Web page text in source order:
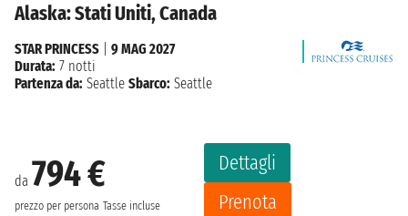
Alaska: Stati Uniti, Canada
da 794 €
prezzo per persona Tasse incluse
Dettagli
Prenota
STAR PRINCESS
9 MAG 2027
Durata: 7 notti
Partenza da: Seattle Sbarco: Seattle